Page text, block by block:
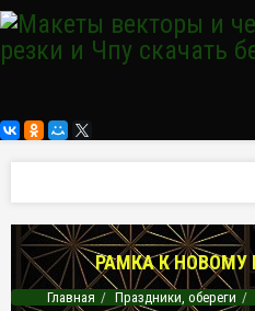
РАМКА К НОВОМУ
Главная Праздники, обереги